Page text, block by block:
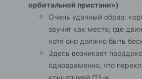
орбитальной пристани»)
Очень удачный образ:
звучит как место, где
хотя оно должно быть
Здесь возникает
одновременно, что
концепцией ПЗ-и.